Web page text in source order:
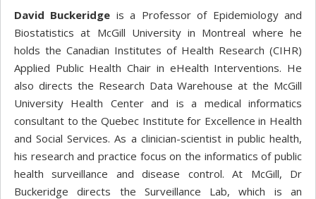
David Buckeridge is a Professor of Epidemiology and
Biostatistics at McGill University in Montreal where he
holds the Canadian Institutes of Health Research (CIHR)
Applied Public Health Chair in eHealth Interventions. He
also directs the Research Data Warehouse at the McGill
University Health Center and is a medical informatics
consultant to the Quebec Institute for Excellence in Health
and Social Services. As a clinician-scientist in public health,
his research and practice focus on the informatics of public
health surveillance and disease control. At McGill, Dr
Buckeridge directs the Surveillance Lab, which is an